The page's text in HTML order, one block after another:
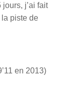
j’ai fait
la piste de
en 2013)